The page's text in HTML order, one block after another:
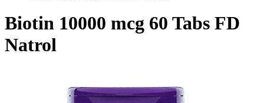
Biotin 10000 mcg 60 Tabs FD
Natrol